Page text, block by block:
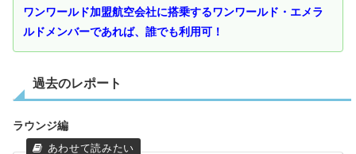
ワンワールド加盟航空会社に搭乗するワンワールド・エメラ
ルドメンバーであれば、誰でも利用可！
過去のレポート
ラウンジ編